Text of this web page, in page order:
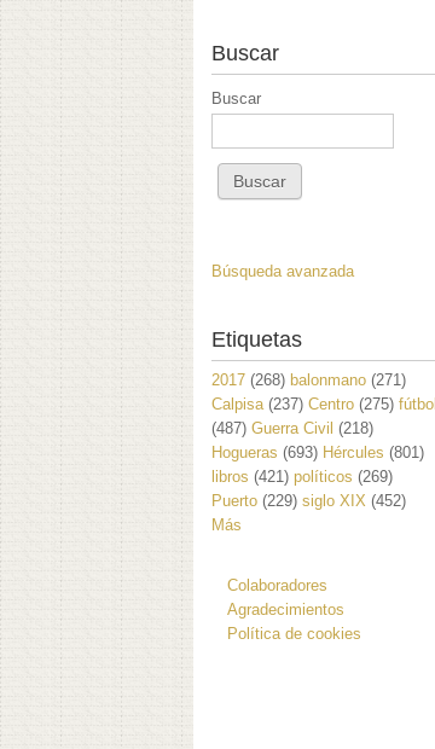
Buscar
Buscar
Búsqueda avanzada
Etiquetas
2017 (268) balonmano (271)
Calpisa (237) Centro (275) fútbol
(487) Guerra Civil (218)
Hogueras (693) Hércules (801)
libros (421) políticos (269)
Puerto (229) siglo XIX (452)
Más
Colaboradores
Agradecimientos
Política de cookies